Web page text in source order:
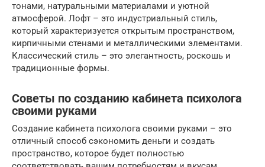
тонами, натуральными материалами и уютной
атмосферой. Лофт – это индустриальный стиль,
который характеризуется открытым пространством,
кирпичными стенами и металлическими элементами.
Классический стиль – это элегантность, роскошь и
традиционные формы.
Советы по созданию кабинета психолога
своими руками
Создание кабинета психолога своими руками – это
отличный способ сэкономить деньги и создать
пространство, которое будет полностью